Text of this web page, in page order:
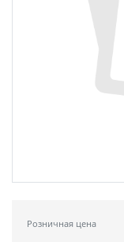
Розничная цена